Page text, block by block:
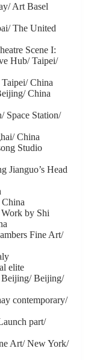
Art Basel
The United
Scene I:
Hub/ Taipei/
China
China
Space Station/
China
Studio
Jianguo’s Head
by Shi
Fine Art/
elite
Beijing/ Beijing/
contemporary/
part/
Art/ New York/